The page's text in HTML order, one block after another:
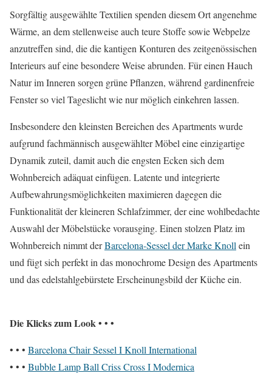
Sorgfältig ausgewählte Textilien spenden diesem Ort angenehme
Wärme, an dem stellenweise auch teure Stoffe sowie Webpelze
anzutreffen sind, die die kantigen Konturen des zeitgenössischen
Interieurs auf eine besondere Weise abrunden. Für einen Hauch
Natur im Inneren sorgen grüne Pflanzen, während gardinenfreie
Fenster so viel Tageslicht wie nur möglich einkehren lassen.
Insbesondere den kleinsten Bereichen des Apartments wurde
aufgrund fachmännisch ausgewählter Möbel eine einzigartige
Dynamik zuteil, damit auch die engsten Ecken sich dem
Wohnbereich adäquat einfügen. Latente und integrierte
Aufbewahrungsmöglichkeiten maximieren dagegen die
Funktionalität der kleineren Schlafzimmer, der eine wohlbedachte
Auswahl der Möbelstücke vorausging. Einen stolzen Platz im
Wohnbereich nimmt derBarcelona-Sessel der Marke Knoll ein
und fügt sich perfekt in das monochrome Design des Apartments
und das edelstahlgebürstete Erscheinungsbild der Küche ein.
Die Klicks zum Look • • •
• • • Barcelona Chair Sessel I Knoll International
• • • Bubble Lamp Ball Criss Cross I Modernica